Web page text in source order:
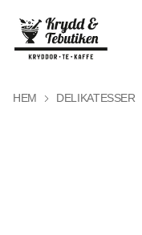
HEM DELIKATESSER